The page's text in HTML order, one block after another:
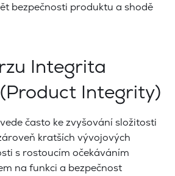
bezpečnosti produktu a shodě
Integrita
Integrity)
často ke zvyšování složitosti
kratších vývojových
s rostoucím očekáváním
na funkci a bezpečnost